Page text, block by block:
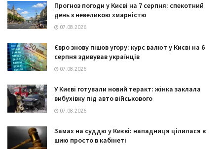
Прогноз погоди у Києві на 7 серпня: спекотний
день з невеликою хмарністю
07.08.2026
Євро знову пішов угору: курс валют у Києві на 6
серпня здивував українців
07.08.2026
У Києві готували новий теракт: жінка заклала
вибухівку під авто військового
07.08.2026
Замах на суддю у Києві: нападниця цілилася в
шию просто в кабінеті